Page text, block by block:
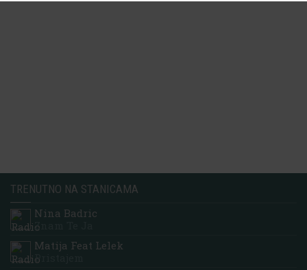
TRENUTNO NA STANICAMA
Nina Badric
Znam Te Ja
Matija Feat Lelek
Pristajem